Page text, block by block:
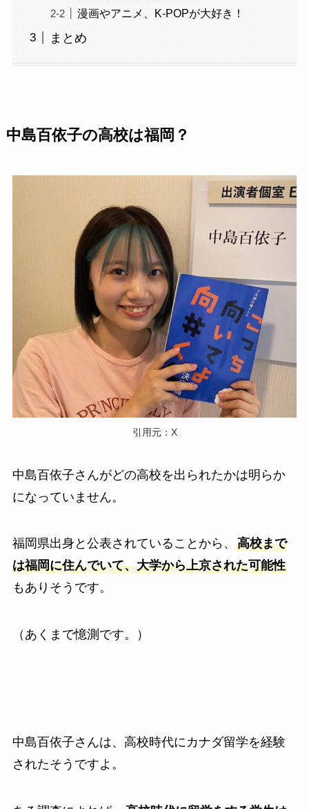
漫画やアニメ、K-POPが大好き！
まとめ
中島百依子の高校は福岡？
引用元：X
中島百依子さんがどの高校を出られたかは明らか
になっていません。
福岡県出身と公表されていることから、 高校まで
は福岡に住んでいて、大学から上京された可能性
もありそうです。
（あくまで憶測です。）
中島百依子さんは、高校時代にカナダ留学を経験
されたそうですよ。